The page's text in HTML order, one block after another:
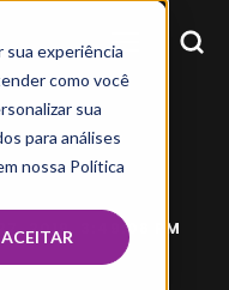
sua experiência
como você
sua
para análises
nossa Política
ACEITAR
27, 2019, 3:49:08 PM